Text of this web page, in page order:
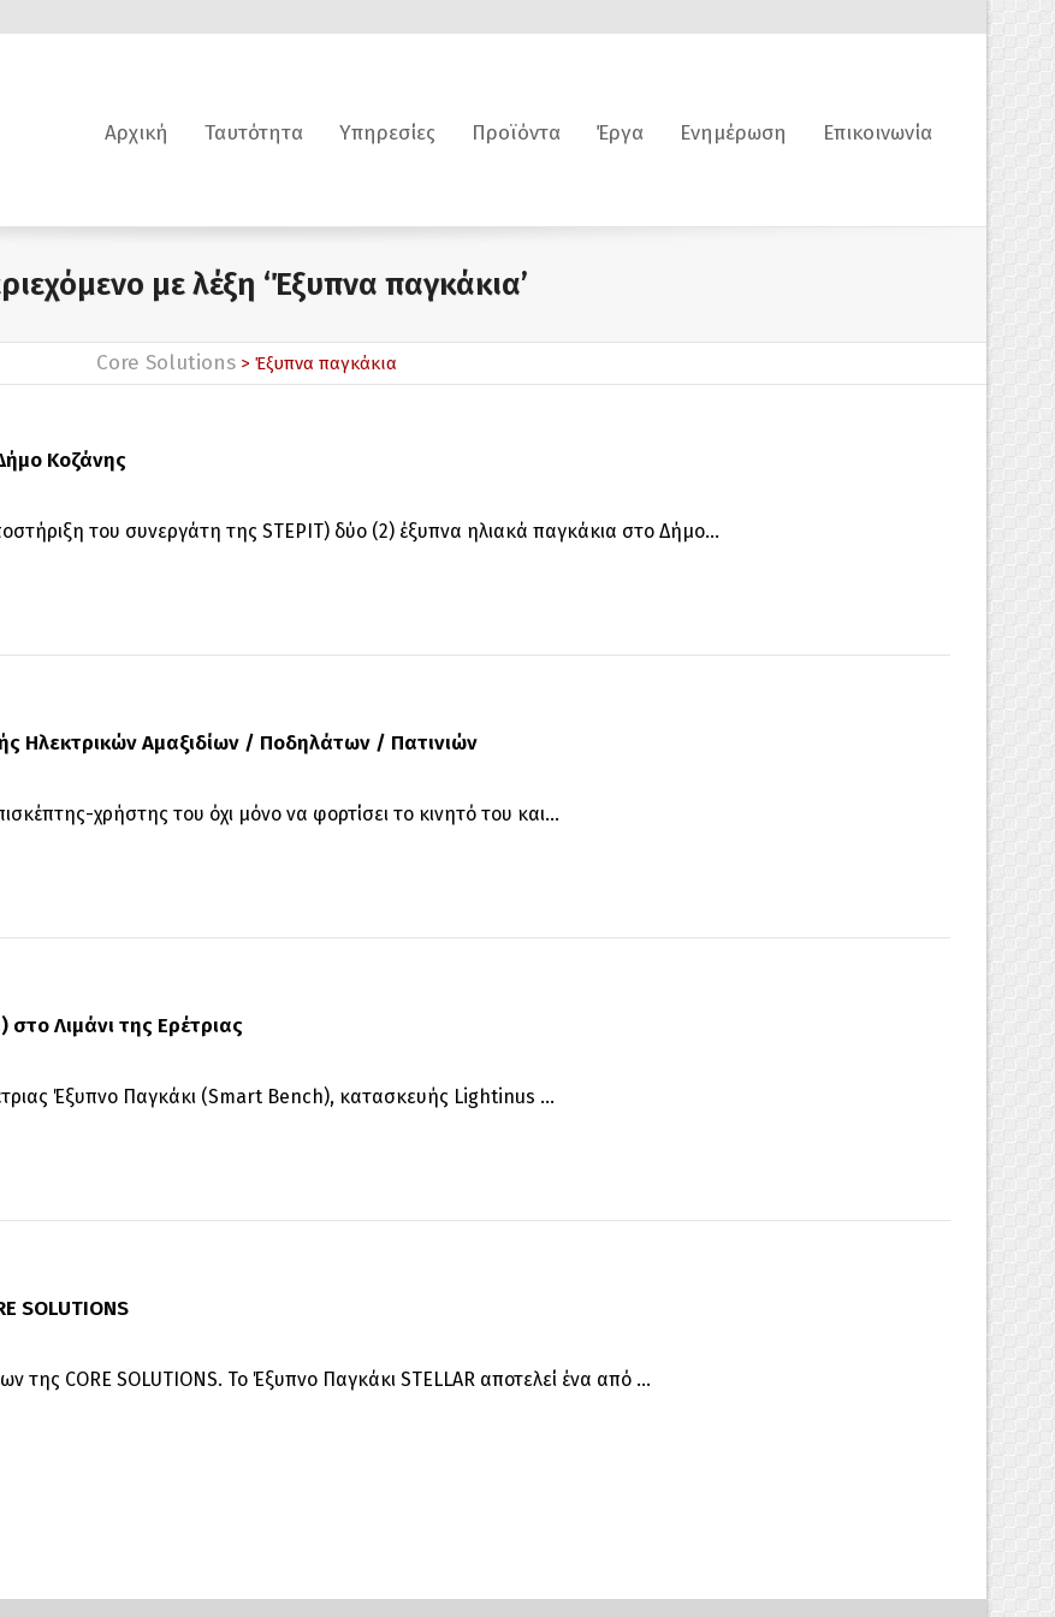
Αρχική Ταυτότητα Υπηρεσίες Προϊόντα Έργα Ενημέρωση Επικοινωνία
με λέξη ‘Έξυπνα παγκάκια’
Core Solutions > Έξυπνα παγκάκια
Κοζάνης
του συνεργάτη της STEPIT) δύο (2) έξυπνα ηλιακά παγκάκια στο Δήμο...
Ηλεκτρικών Αμαξιδίων / Ποδηλάτων / Πατινιών
χρήστης του όχι μόνο να φορτίσει το κινητό του και...
Λιμάνι της Ερέτριας
Έξυπνο Παγκάκι (Smart Bench), κατασκευής Lightinus ...
SOLUTIONS
της CORE SOLUTIONS. Το Έξυπνο Παγκάκι STELLAR αποτελεί ένα από ...